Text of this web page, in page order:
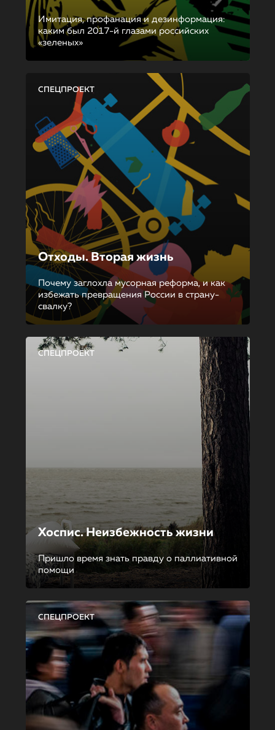
Имитация, профанация и дезинформация:
каким был 2017-й глазами российских
«зеленых»
СПЕЦПРОЕКТ
Отходы. Вторая жизнь
Почему заглохла мусорная реформа, и как
избежать превращения России в страну-
свалку?
СПЕЦПРОЕКТ
Хоспис. Неизбежность жизни
Пришло время знать правду о паллиативной
помощи
СПЕЦПРОЕКТ